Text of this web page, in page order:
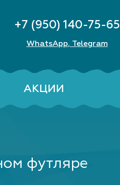
+7 (950) 140-75-65
WhatsApp, Telegram
АКЦИИ
футляре